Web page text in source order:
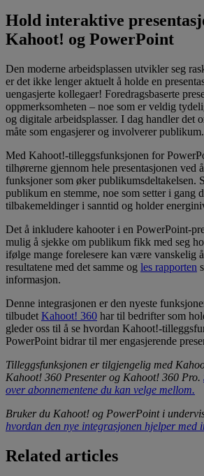
Hold interaktive
Kahoot! og PowerPoint
Den moderne arbeidsplassen utvikler seg
er det ikke lenger aktuelt å holde en
uengasjerte kollegaer! Foredragsbaserte
oppmerksomheten – noe som er veldig
og digitale arbeidsplasser. I dag handler det
måte som engasjerer og involverer publikum.
Med Kahoot!-tilleggsfunksjonen for
tilhørerne gjennom hele presentasjonen ved
funksjoner som øker publikumsdeltakelsen.
publikum en stemme, noe som setter i gang
tilbakemeldinger i sanntid og holder
Det å inkludere kahooter i en PowerPoint-
mulig å sjekke om publikum fikk med seg
ifølge mange forelesere kan være vanskelig
resultatene med det samme og les rapporten
informasjon.
Denne integrasjonen er den nyeste
tilbudet Kahoot! 360 har til bedrifter som
gleder oss til å se hvordan Kahoot!-
PowerPoint bidrar til mer engasjerende
Tilleggsfunksjonen er tilgjengelig med
Kahoot! 360 Presenter og Kahoot! 360 Pro.
over abonnementene du kan velge mellom.
Bruker du Kahoot! og PowerPoint i
hvordan den nye integrasjonen hjelper med
Related articles